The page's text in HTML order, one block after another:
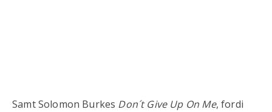
Samt Solomon Burkes Don´t Give Up On Me, fordi